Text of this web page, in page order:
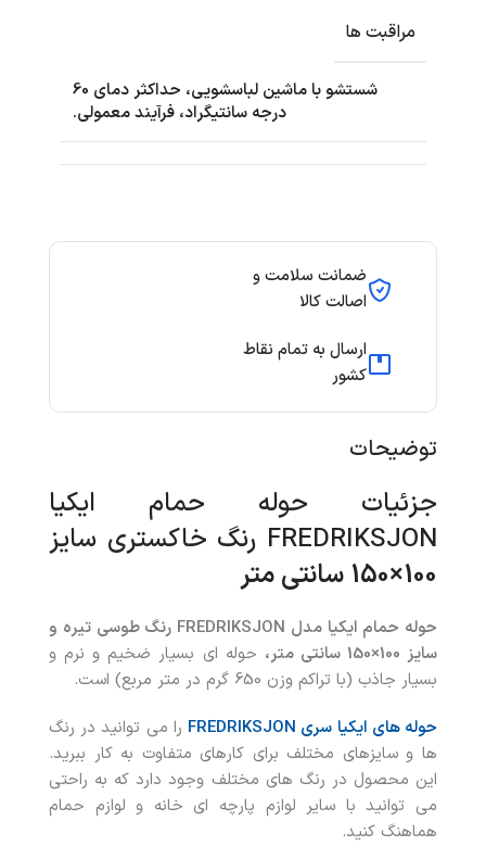
ضمانت سلامت و
اصالت کالا
ارسال به تمام نقاط
کشور
توضیحات
جزئیات حوله حمام ایکیا
FREDRIKSJON رنگ خاکستری سایز
100×150 سانتی متر
حوله حمام ایکیا مدل
طوسی تیره و
سایز 100×150 سانتی متر،
حوله ای بسیار ضخیم و نرم و
بسیار جاذب (با تراکم وزن 650 گرم در متر مربع) است.
حوله های ایکیا سری FREDRIKSJON
را می توانید در رنگ
ها و سایزهای مختلف برای کارهای متفاوت به کار ببرید.
این محصول در رنگ های مختلف وجود دارد که به راحتی
می توانید با سایر لوازم پارچه ای خانه و لوازم حمام
هماهنگ کنید.
مراقبت ها
شستشو با ماشین لباسشویی، حداکثر دمای 60
درجه سانتیگراد، فرآیند معمولی.